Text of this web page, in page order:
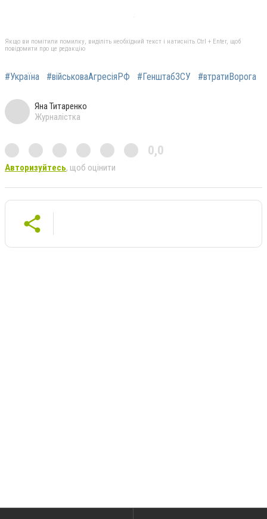
Якщо ви помітили помилку, виділіть необхідний текст і натисніть Ctrl + Enter, щоб
повідомити про це редакцію
#Україна #військоваАгресіяРФ #ГенштабЗСУ #втратиВорога
Яна Титаренко
Журналістка
0,0
Авторизуйтесь, щоб оцінити